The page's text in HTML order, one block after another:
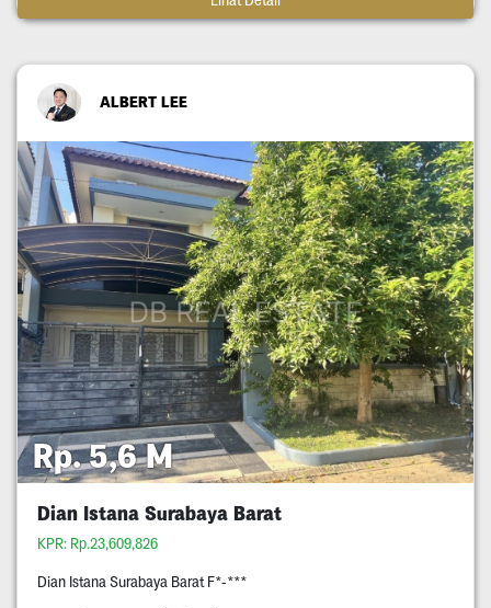
ALBERT LEE
Rp. 5,6 M
Dian Istana Surabaya Barat
KPR: Rp.23,609,826
Dian Istana Surabaya Barat F*-***